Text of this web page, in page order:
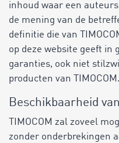
inhoud waar een
de mening van de
definitie die van
op deze website geeft in
garanties, ook niet
producten van TIMOCOM.
Beschikbaarheid
TIMOCOM zal zoveel
zonder onderbrekingen